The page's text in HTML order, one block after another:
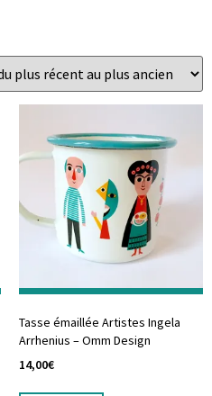
Tasse émaillée Artistes Ingela
Arrhenius – Omm Design
14,00€